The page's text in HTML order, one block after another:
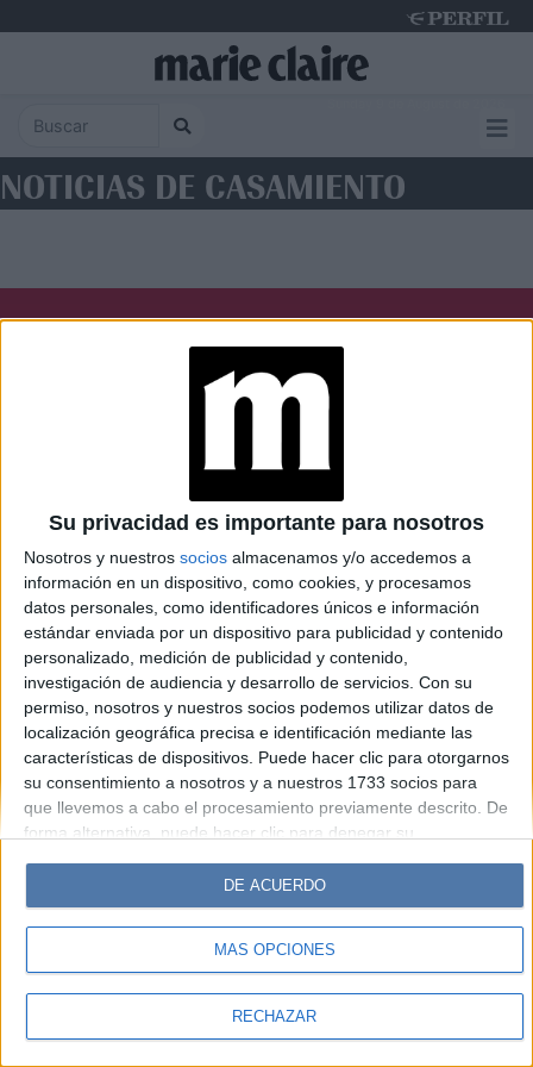
Su privacidad es importante para nosotros
Nosotros y nuestros socios almacenamos y/o accedemos a
información en un dispositivo, como cookies, y procesamos
datos personales, como identificadores únicos e información
estándar enviada por un dispositivo para publicidad y contenido
personalizado, medición de publicidad y contenido,
investigación de audiencia y desarrollo de servicios. Con su
permiso, nosotros y nuestros socios podemos utilizar datos de
localización geográfica precisa e identificación mediante las
características de dispositivos. Puede hacer clic para otorgarnos
su consentimiento a nosotros y a nuestros 1733 socios para
que llevemos a cabo el procesamiento previamente descrito. De
forma alternativa, puede hacer clic para denegar su
cambiar sus preferencias antes de otorgar su consentimiento.
Tenga en cuenta que algún procesamiento de sus datos
personales puede no requerir de su consentimiento, pero usted
tiene el derecho de rechazar tal procesamiento. Sus
sus preferencias o retirar su consentimiento en cualquier
MÁS OPCIONES
RECHAZAR
DE ACUERDO
NOTICIAS DE CASAMIENTO
Caras Noticias
Weekend Parabrisas
Look
Luz Mía Lunateen Break BATimes
© Perfil.com 2006-2019 - Todos los derechos reservados
Registro de Propiedad Intelectual: Nro. 5346433